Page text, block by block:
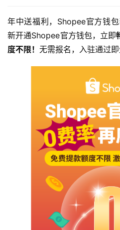
年中送福利，Shopee官方钱
新开通Shopee官方钱包，立即
度不限！ 无需报名，入驻通过即